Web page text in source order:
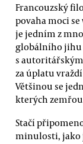
Francouzský
povaha moci
je jedním z
globálního jihu
s
za úplatu
Většinou se
kterých zemřou
Stačí
minulosti, jako